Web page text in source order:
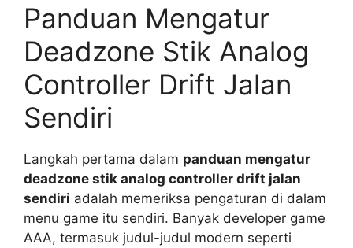
Panduan Mengatur
Deadzone Stik Analog
Controller Drift Jalan
Sendiri
Langkah pertama dalam panduan mengatur
deadzone stik analog controller drift jalan
sendiri adalah memeriksa pengaturan di dalam
menu game itu sendiri. Banyak developer game
AAA, termasuk judul-judul modern seperti